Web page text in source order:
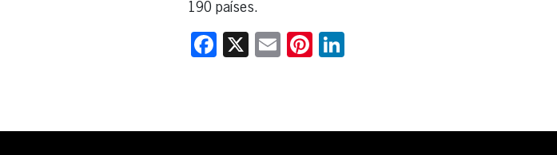
190 países.
Facebook
X EmailPinterest